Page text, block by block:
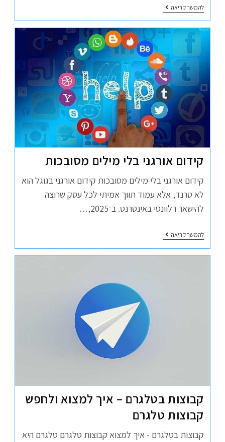
להמשך קריאה
קידום אורגני בלי מילים מסובכות
קידום אורגני בלי מילים מסובכות קידום אורגני בגוגל הוא
לא טרנד, אלא עמוד תווך אמיתי לכל עסק שרוצה
להישאר רלוונטי באינטרנט. ב־2025,…
להמשך קריאה
קבוצות בטלגרם – איך למצוא ולחפש
קבוצות טלגרם
קבוצות בטלגרם - איך למצוא קבוצות טלגרם טלגרם היא